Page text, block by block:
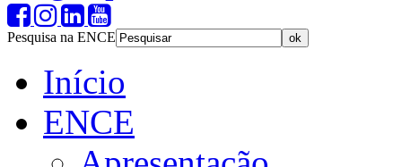
Pesquisa na ENCE
Início
ENCE